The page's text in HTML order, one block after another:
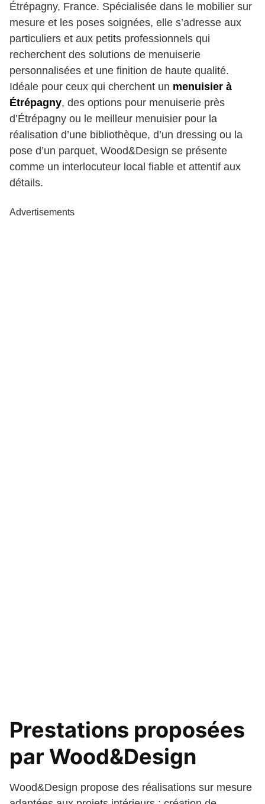
Étrépagny, France. Spécialisée dans le mobilier sur
mesure et les poses soignées, elle s’adresse aux
particuliers et aux petits professionnels qui
recherchent des solutions de menuiserie
personnalisées et une finition de haute qualité.
Idéale pour ceux qui cherchent un menuisier à
Étrépagny, des options pour menuiserie près
d’Étrépagny ou le meilleur menuisier pour la
réalisation d’une bibliothèque, d’un dressing ou la
pose d’un parquet, Wood&Design se présente
comme un interlocuteur local fiable et attentif aux
détails.
Advertisements
Prestations proposées
par Wood&Design
Wood&Design propose des réalisations sur mesure